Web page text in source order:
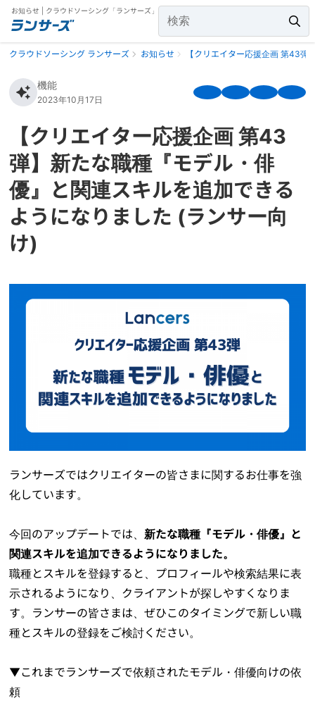
お知らせ | クラウドソーシング「ランサーズ」
クラウドソーシング ランサーズ お知らせ 【クリエイター応援企画 第43
機能
2023年10月17日
【クリエイター応援企画 第43
弾】新たな職種『モデル・俳
優』と関連スキルを追加できる
ようになりました (ランサー向
け)
ランサーズではクリエイターの皆さまに関するお仕事を強
化しています。
今回のアップデートでは、新たな職種『モデル・俳優』と
関連スキルを追加できるようになりました。
職種とスキルを登録すると、プロフィールや検索結果に表
示されるようになり、クライアントが探しやすくなりま
す。ランサーの皆さまは、ぜひこのタイミングで新しい職
種とスキルの登録をご検討ください。
▼これまでランサーズで依頼されたモデル・俳優向けの依
頼